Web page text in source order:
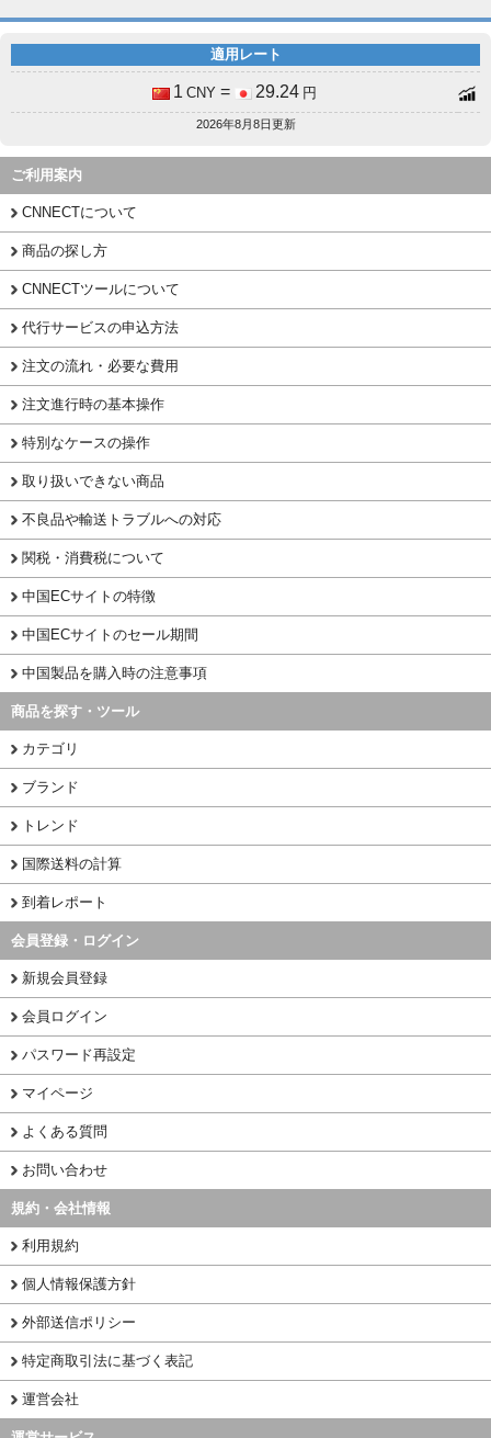
適用レート
1 CNY = 29.24 円
2026年8月8日更新
ご利用案内
CNNECTについて
商品の探し方
CNNECTツールについて
代行サービスの申込方法
注文の流れ・必要な費用
注文進行時の基本操作
特別なケースの操作
取り扱いできない商品
不良品や輸送トラブルへの対応
関税・消費税について
中国ECサイトの特徴
中国ECサイトのセール期間
中国製品を購入時の注意事項
商品を探す・ツール
カテゴリ
ブランド
トレンド
国際送料の計算
到着レポート
会員登録・ログイン
新規会員登録
会員ログイン
パスワード再設定
マイページ
よくある質問
お問い合わせ
規約・会社情報
利用規約
個人情報保護方針
外部送信ポリシー
特定商取引法に基づく表記
運営会社